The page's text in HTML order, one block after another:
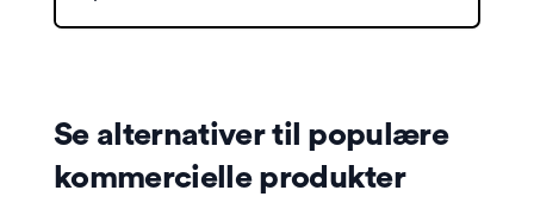
Se alternativer til populære
kommercielle produkter